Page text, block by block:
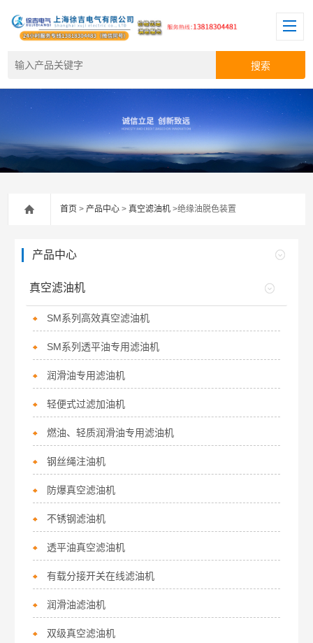
首页 >产品中心 >真空滤油机 >绝缘油脱色装置
产品中心
真空滤油机
SM系列高效真空滤油机
SM系列透平油专用滤油机
润滑油专用滤油机
轻便式过滤加油机
燃油、轻质润滑油专用滤油机
钢丝绳注油机
防爆真空滤油机
不锈钢滤油机
透平油真空滤油机
有载分接开关在线滤油机
润滑油滤油机
双级真空滤油机